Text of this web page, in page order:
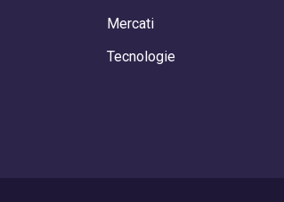
Mercati
Tecnologie